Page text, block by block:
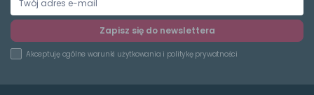
Zapisz się do newslettera
Akceptuję ogólne warunki użytkowania i politykę prywatności